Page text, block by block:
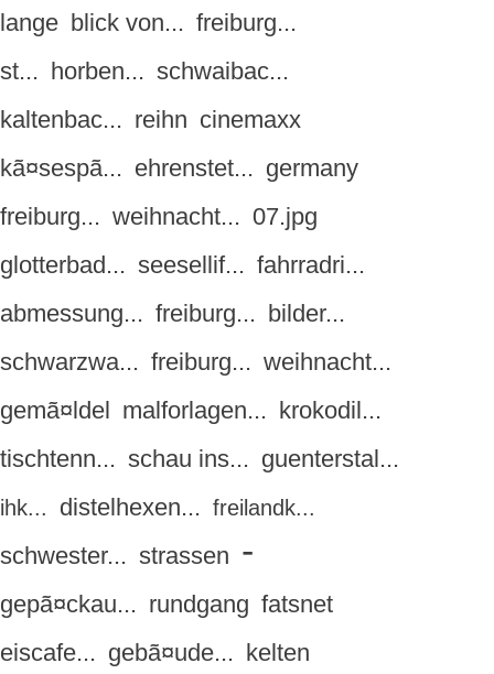
lange blick von... freiburg...
st... horben... schwaibac...
kaltenbac... reihn cinemaxx
kã¤sespã... ehrenstet... germany
freiburg... weihnacht... 07.jpg
glotterbad... seesellif... fahrradri...
abmessung... freiburg... bilder...
schwarzwa... freiburg... weihnacht...
gemã¤ldel malforlagen... krokodil...
tischtenn... schau ins... guenterstal...
ihk... distelhexen... freilandk...
schwester... strassen -
gepã¤ckau... rundgang fatsnet
eiscafe... gebã¤ude... kelten